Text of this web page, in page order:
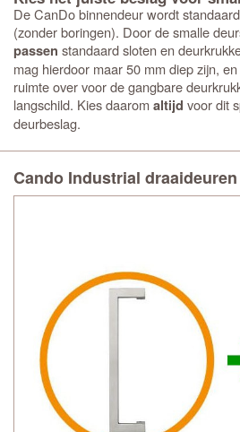
De CanDo binnendeur wordt
(zonder boringen). Door de smalle
passen standaard sloten en
mag hierdoor maar 50 mm diep zijn,
ruimte over voor de gangbare
langschild. Kies daaromaltijd voor dit
deurbeslag.
Cando Industrial draaideuren